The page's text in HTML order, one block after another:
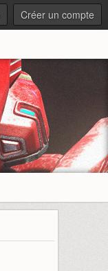
Créer un compte